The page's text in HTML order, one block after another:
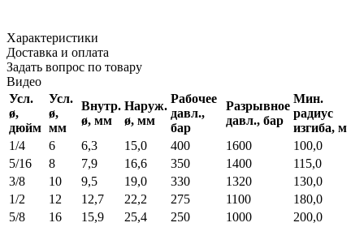
Характеристики
Доставка и оплата
Задать вопрос по товару
Видео
Усл.
ø,
дюйм
Усл.
ø,
мм
Внутр.
ø, мм
Наруж.
ø, мм
Рабочее
давл.,
бар
Разрывное
давл., бар
Мин.
радиус
изгиба, м
1/4
6 6,3 15,0 400 1600 100,0
5/16
8 7,9 16,6 350 1400 115,0
3/8
10 9,5 19,0 330 1320
130,0
1/2
12 12,7 22,2 275 1100 180,0
5/8
16 15,9 25,4 250 1000 200,0